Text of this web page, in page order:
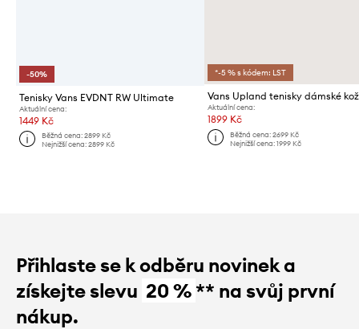
-50%
Tenisky Vans EVDNT RW Ultimate
Aktuální cena:
1449 Kč
Běžná cena:2899 Kč
Nejnižší cena:2899 Kč
*-5 % s kódem: LST
Vans Upland tenisky dámské
Aktuální cena:
1899 Kč
Běžná cena: 2699 Kč
Nejnižší cena: 1999 Kč
Přihlaste se k odběru novinek a
získejte slevu 20 %** na svůj první
nákup.